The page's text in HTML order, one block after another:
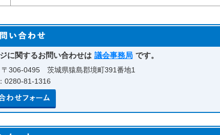
に関するお問い合わせは 議会事務局 です。
306-0495 茨城県猿島郡境町391番地1
0280-81-1316